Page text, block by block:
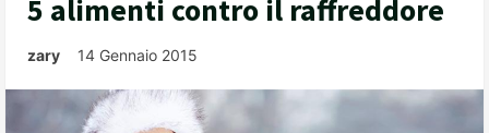
5 alimenti contro il raffreddore
zary 14 Gennaio 2015